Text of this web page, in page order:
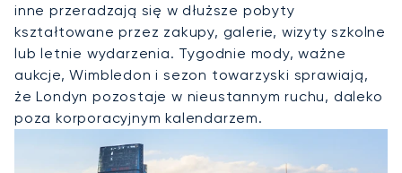
inne przeradzają się w dłuższe pobyty
kształtowane przez zakupy, galerie, wizyty szkolne
lub letnie wydarzenia. Tygodnie mody, ważne
aukcje, Wimbledon i sezon towarzyski sprawiają,
że Londyn pozostaje w nieustannym ruchu, daleko
poza korporacyjnym kalendarzem.